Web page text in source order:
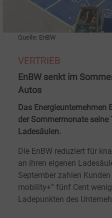
Quelle: EnBW
VERTRIEB
EnBW senkt im
Autos
Das Energieunternehmen
der Sommermonate seine
Ladesäulen.
Die EnBW reduziert für
an ihren eigenen
September zahlen
mobility+“ fünf Cent
Ladepunkten des